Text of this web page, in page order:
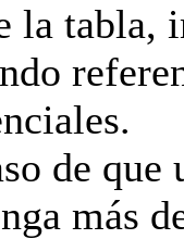
la tabla,
de
más